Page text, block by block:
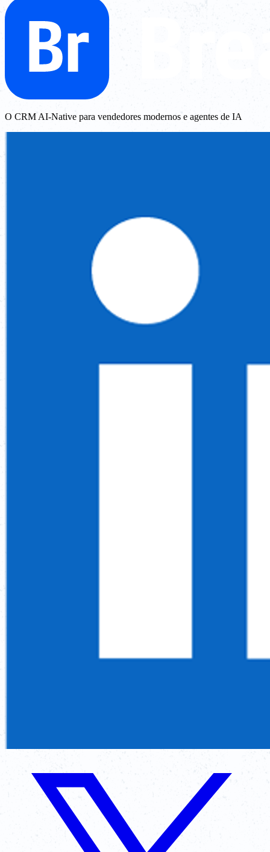
O CRM AI-Native para vendedores modernos e agentes de IA